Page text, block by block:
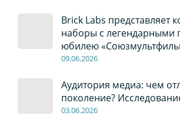
Brick Labs представляет
наборы с легендарными
юбилею
09.06.2026
Аудитория медиа: чем
поколение?
03.06.2026